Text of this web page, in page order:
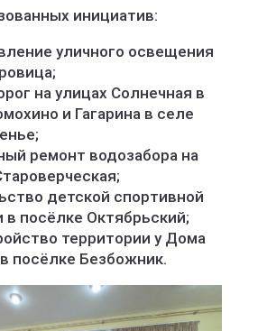
инициатив:
уличного освещения
на улицах Солнечная в
и Гагарина в селе
ремонт водозабора на
детской спортивной
посёлке Октябрьский;
территории у Дома
посёлке Безбожник.